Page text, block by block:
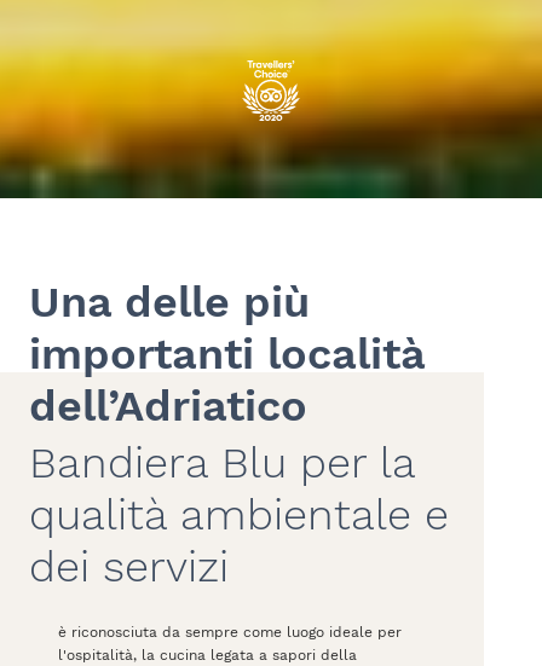
Una delle più
importanti località
dell’Adriatico
Bandiera Blu per la
qualità ambientale e
dei servizi
è riconosciuta da sempre come luogo ideale per
l'ospitalità, la cucina legata a sapori della